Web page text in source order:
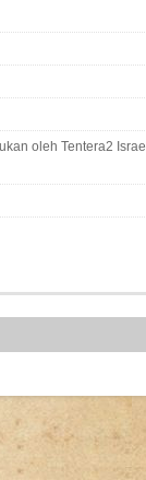
oleh Tentera2 Israel